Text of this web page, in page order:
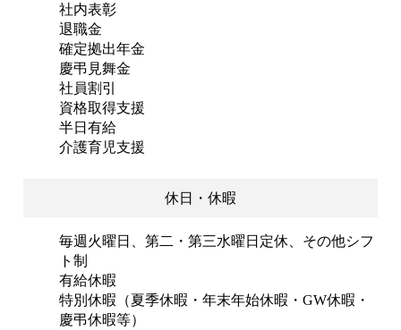
社内表彰
退職金
確定拠出年金
慶弔見舞金
社員割引
資格取得支援
半日有給
介護育児支援
休日・休暇
毎週火曜日、第二・第三水曜日定休、その他シフ
ト制
有給休暇
特別休暇（夏季休暇・年末年始休暇・GW休暇・
慶弔休暇等）